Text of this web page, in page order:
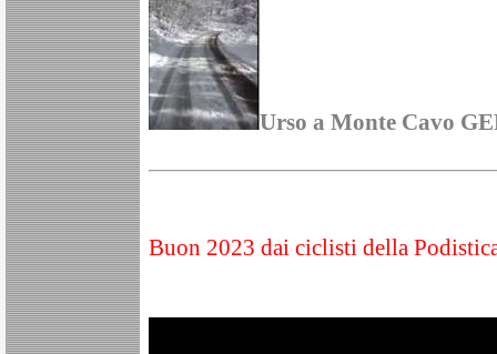
Urso a Monte Cavo
Buon 2023 dai ciclisti della